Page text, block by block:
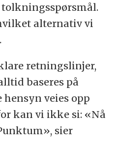
alternativ vi
retningslinjer,
baseres på
veies opp
kan vi ikke si: «Nå
sier